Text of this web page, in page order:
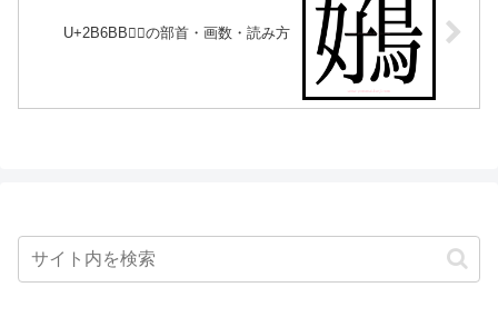
U+2B6BB｜𫚻の部首・画数・読み方